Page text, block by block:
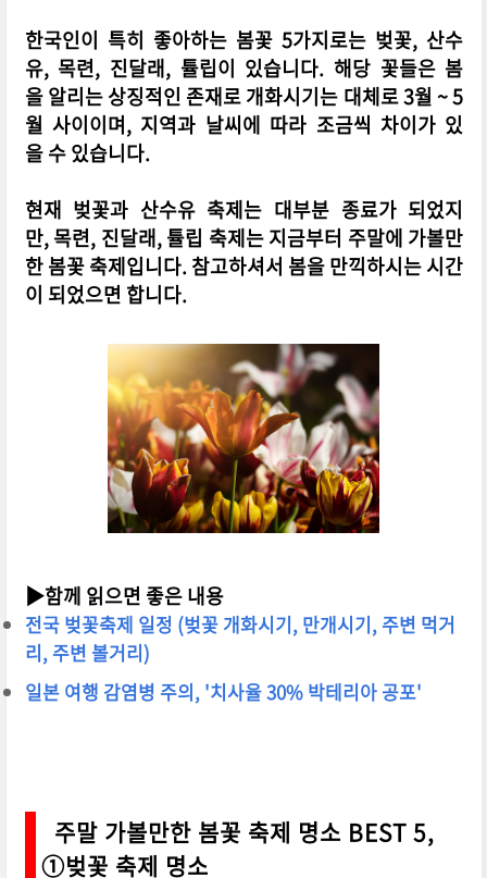
한국인이 특히 좋아하는 봄꽃 5가지로는 벚꽃, 산수
유, 목련, 진달래, 튤립이 있습니다. 해당 꽃들은 봄
을 알리는 상징적인 존재로 개화시기는 대체로 3월 ~ 5
월 사이이며, 지역과 날씨에 따라 조금씩 차이가 있
을 수 있습니다.
현재 벚꽃과 산수유 축제는 대부분 종료가 되었지
만, 목련, 진달래, 튤립 축제는 지금부터 주말에 가볼만
한 봄꽃 축제입니다. 참고하셔서 봄을 만끽하시는 시간
이 되었으면 합니다.
▶함께 읽으면 좋은 내용
전국 벚꽃축제 일정 (벚꽃 개화시기, 만개시기, 주변 먹거
리, 주변 볼거리)
일본 여행 감염병 주의, '치사율 30% 박테리아 공포'
주말 가볼만한 봄꽃 축제 명소 BEST 5,
①벚꽃 축제 명소